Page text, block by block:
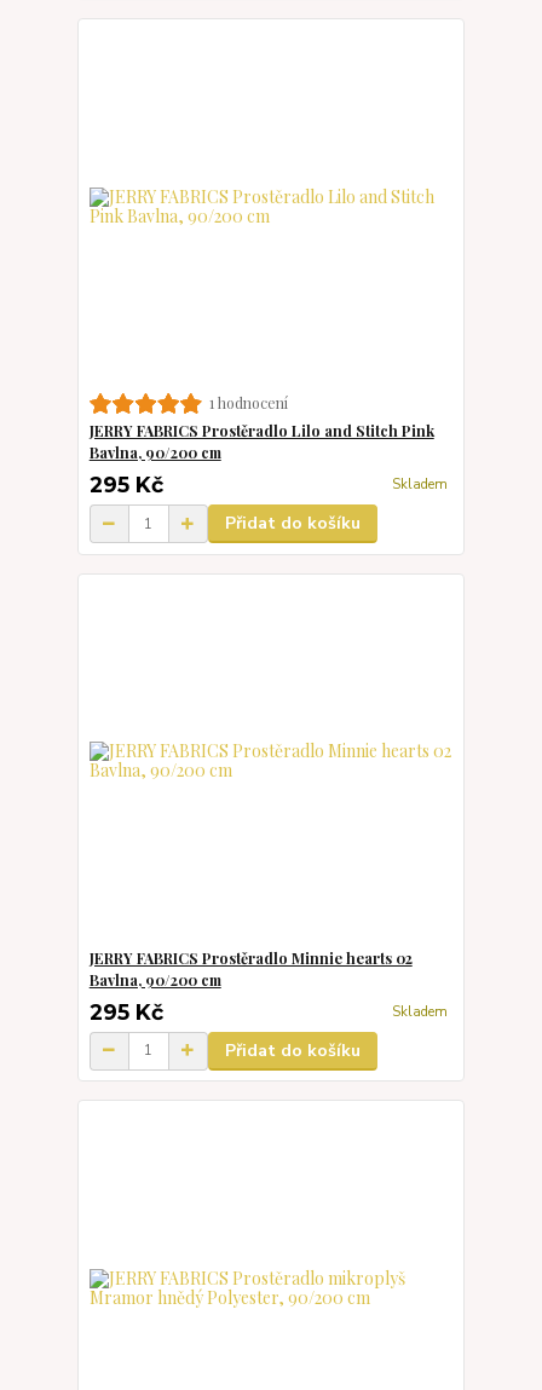
1 hodnocení
JERRY FABRICS Prostěradlo Lilo and Stitch Pink
Bavlna, 90/200 cm
295 Kč Skladem
Přidat do košíku
JERRY FABRICS Prostěradlo Minnie hearts 02
Bavlna, 90/200 cm
295 Kč Skladem
Přidat do košíku